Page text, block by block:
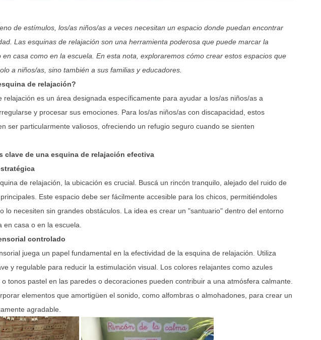
de estímulos, los/as niños/as a veces necesitan un espacio donde puedan encontrar
Las esquinas de relajación son una herramienta poderosa que puede marcar la
en casa como en la escuela. En esta nota, exploraremos cómo crear estos espacios que
a niños/as, sino también a sus familias y educadores.
de relajación?
relajación es un área designada específicamente para ayudar a los/as niños/as a
y procesar sus emociones. Para los/as niños/as con discapacidad, estos
ser particularmente valiosos, ofreciendo un refugio seguro cuando se sienten
clave de una esquina de relajación efectiva
de relajación, la ubicación es crucial. Buscá un rincón tranquilo, alejado del ruido de
Este espacio debe ser fácilmente accesible para los chicos, permitiéndoles
lo necesiten sin grandes obstáculos. La idea es crear un "santuario" dentro del entorno
en casa o en la escuela.
controlado
juega un papel fundamental en la efectividad de la esquina de relajación. Utiliza
y regulable para reducir la estimulación visual. Los colores relajantes como azules
tonos pastel en las paredes o decoraciones pueden contribuir a una atmósfera calmante.
elementos que amortigüen el sonido, como alfombras o almohadones, para crear un
agradable.